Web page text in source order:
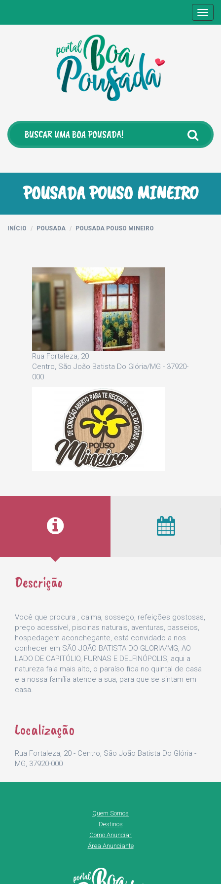
POUSADA POUSO MINEIRO
INÍCIO POUSADA POUSADA POUSO MINEIRO
Rua Fortaleza, 20
Centro, São João Batista Do Glória/MG - 37920-
000
Descrição
Você que procura , calma, sossego, refeições gostosas,
preço acessível, piscinas naturais, aventuras, passeios,
hospedagem aconchegante, está convidado a nos
conhecer em SÃO JOÃO BATISTA DO GLORIA/MG, AO
LADO DE CAPITÓLIO, FURNAS E DELFINÓPOLIS, aqui a
natureza fala mais alto, o paraíso fica no quintal de casa
e a nossa família atende a sua, para que se sintam em
casa.
Localização
Rua Fortaleza, 20 - Centro, São João Batista Do Glória -
MG, 37920-000
Quem Somos
Destinos
Como Anunciar
Área Anunciante